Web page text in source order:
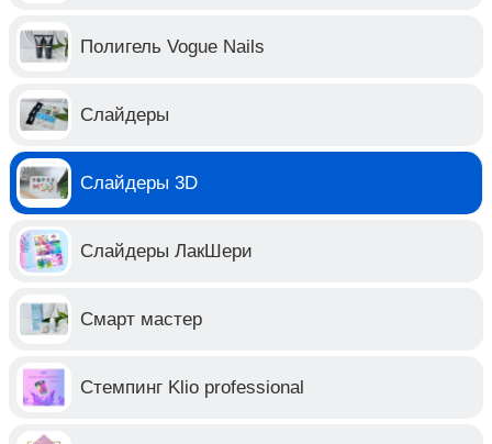
Полигель Vogue Nails
Слайдеры
Слайдеры 3D
Слайдеры ЛакШери
Смарт мастер
Стемпинг Klio professional